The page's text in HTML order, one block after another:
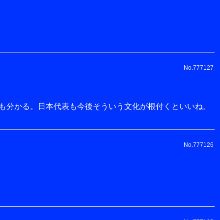
No.777127
かる。日本代表も今後そういう文化が根付くといいね。
No.777126